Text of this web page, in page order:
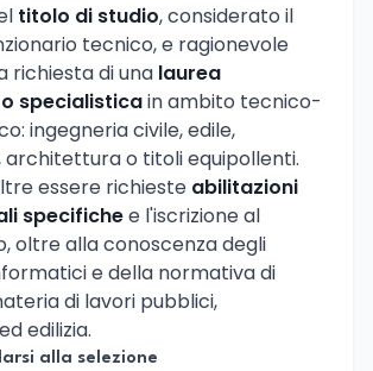
titolo di studio, considerato il
tecnico, e ragionevole
richiesta di una laurea
specialisticain ambito tecnico-
ingegneria civile, edile,
o titoli equipollenti.
essere richieste abilitazioni
specifichee l'iscrizione al
oltre alla conoscenza degli
e della normativa di
di lavori pubblici,
edilizia.
alla selezione